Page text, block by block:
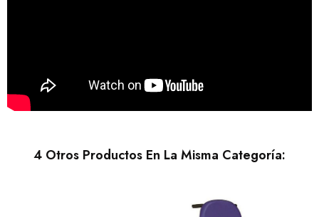
4 Otros Productos En La Misma Categoría: